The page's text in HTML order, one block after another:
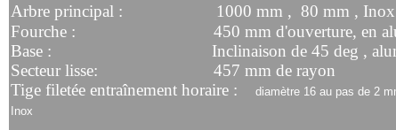
Arbre principal : 1000 mm , 80 mm ,
Fourche : 450 mm d'ouverture, en
Base : Inclinaison de 45 deg ,
Secteur lisse: 457 mm de rayon
Tige filetée entraînement horaire :
diamètre 16 au pas de 2
Inox